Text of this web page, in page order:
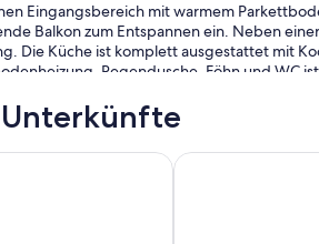
Eingangsbereich mit warmem
Balkon zum Entspannen ein. Neben
Die Küche ist komplett ausgestattet mit
Regendusche, Föhn und WC
mit Boxspringbett, Schrank und kleinem
vorheriger Absprache, herzlich
nah am Pfälzer Wald,
Ferienwohnung/